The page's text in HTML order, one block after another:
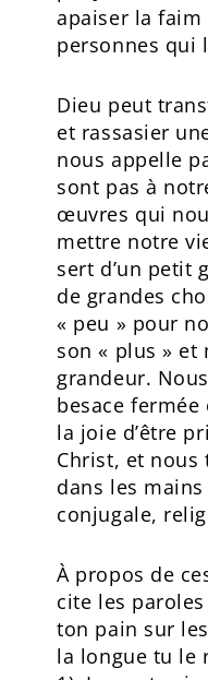
apaiser la
personnes qui
Dieu peut
et rassasier
nous appelle
sont pas à
œuvres qui
mettre notre
sert d’un petit
de grandes
« peu » pour
son « plus » et
grandeur.
besace
la joie d’être
Christ, et nous
dans les
conjugale,
À propos de
cite les
ton pain sur
la longue tu le